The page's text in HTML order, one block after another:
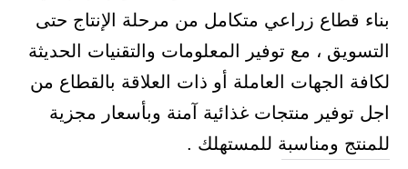
بناء قطاع زراعي متكامل من مرحلة الإنتاج حتى
التسويق ، مع توفير المعلومات والتقنيات الحديثة
لكافة الجهات العاملة أو ذات العلاقة بالقطاع من
اجل توفير منتجات غذائية آمنة وبأسعار مجزية
للمنتج ومناسبة للمستهلك .